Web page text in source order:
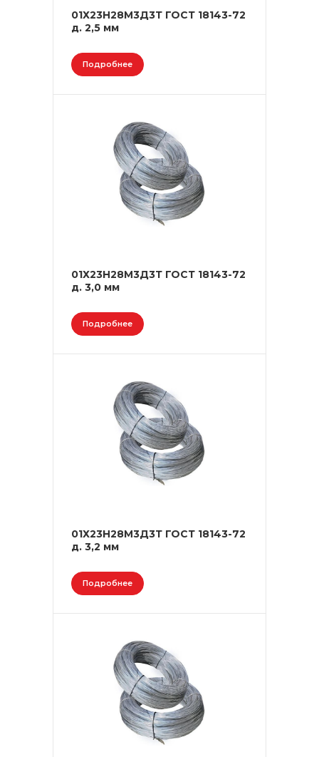
01Х23Н28М3Д3Т ГОСТ 18143-72
д. 2,5 мм
Подробнее
01Х23Н28М3Д3Т ГОСТ 18143-72
д. 3,0 мм
Подробнее
01Х23Н28М3Д3Т ГОСТ 18143-72
д. 3,2 мм
Подробнее